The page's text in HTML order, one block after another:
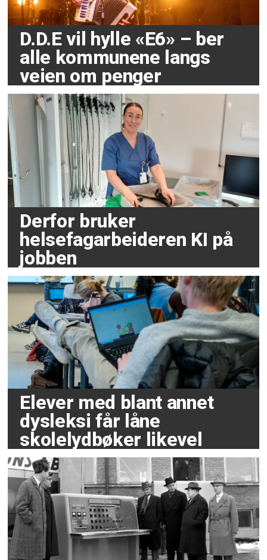
D.D.E vil hylle «E6» – ber
alle kommunene langs
veien om penger
Derfor bruker
helsefagarbeideren KI på
jobben
Elever med blant annet
dysleksi får låne
skolelydbøker likevel